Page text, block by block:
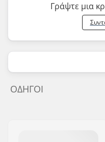
Γράψτε μια
ΟΔΗΓΟΊ